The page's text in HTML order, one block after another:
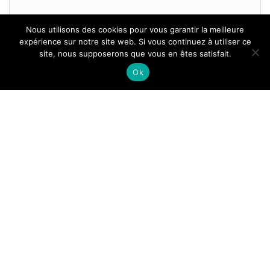
Tous droits reservés.
Nous utilisons des cookies pour vous garantir la meilleure
expérience sur notre site web. Si vous continuez à utiliser ce
site, nous supposerons que vous en êtes satisfait.
Ok